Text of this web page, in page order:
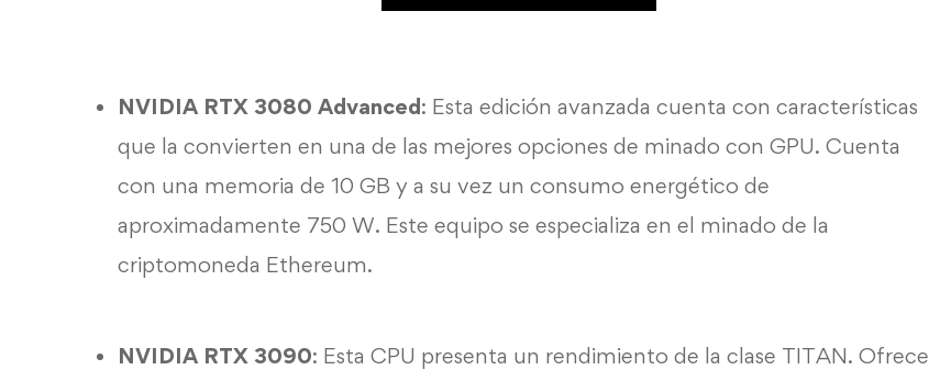
NVIDIA RTX 3080 Advanced: Esta edición avanzada cuenta con características
que la convierten en una de las mejores opciones de minado con GPU. Cuenta
con una memoria de 10 GB y a su vez un consumo energético de
aproximadamente 750 W. Este equipo se especializa en el minado de la
criptomoneda Ethereum.
NVIDIA RTX 3090: Esta CPU presenta un rendimiento de la clase TITAN. Ofrece